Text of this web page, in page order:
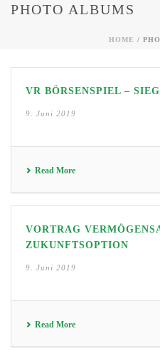
PHOTO ALBUMS
HOME /
VR BÖRSENSPIEL –
9. Juni 2019
Read More
VORTRAG
ZUKUNFTSOPTION
9. Juni 2019
Read More